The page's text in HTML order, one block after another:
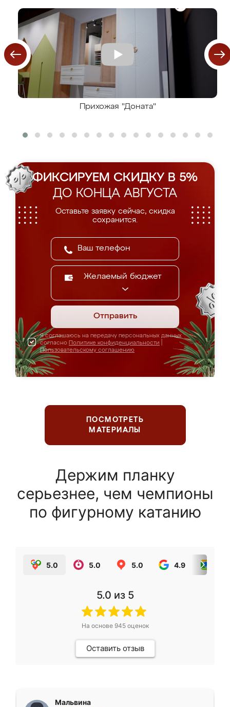
Прихожая "Доната"
ФИКСИРУЕМ СКИДКУ В 5%
ДО КОНЦА АВГУСТА
Оставьте заявку сейчас, скидка
сохранится.
Желаемый бюджет
Отправить
Я соглашаюсь на передачу персональных данных
согласно Политике конфиденциальности
Пользовательскому соглашению
ПОСМОТРЕТЬ
МАТЕРИАЛЫ
Держим планку
серьезнее, чем чемпионы
по фигурному катанию
5.0 5.0 5.0 4.9
5.0 из 5
На основе 945оценок
Оставить отзыв
Мальвина